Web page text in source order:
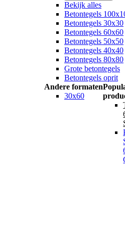
Bekijk alles
Betontegels
Betontegels 30x30
Betontegels 60x60
Betontegels 50x50
Betontegels 40x40
Betontegels 80x80
Grote betontegels
Betontegels oprit
Andere formaten
30x60